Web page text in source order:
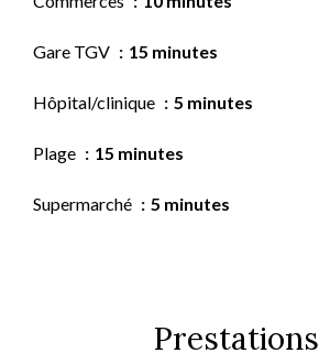
Gare TGV 15 minutes
Hôpital/clinique 5 minutes
Plage 15 minutes
Supermarché 5 minutes
Prestations